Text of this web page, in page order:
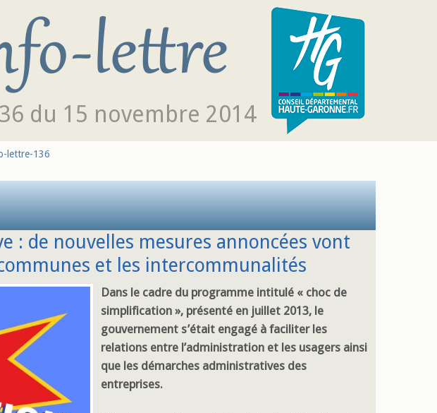
du 15 novembre 2014
lettre-136
: de nouvelles mesures annoncées vont
et les intercommunalités
Dans le cadre du programme intitulé « choc de
simplification », présenté en juillet 2013, le
gouvernement s’était engagé à faciliter les
relations entre l’administration et les usagers ainsi
que les démarches administratives des
entreprises.